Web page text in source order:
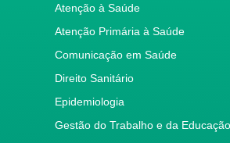
Atenção à Saúde
Atenção Primária à Saúde
Comunicação em Saúde
Direito Sanitário
Epidemiologia
Gestão do Trabalho e da